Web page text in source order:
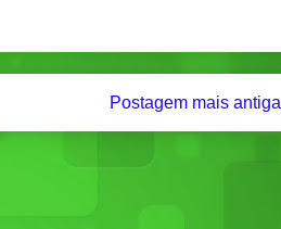
Postagem mais antiga